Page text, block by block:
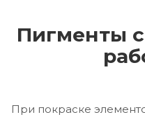
Пигменты
При покраске